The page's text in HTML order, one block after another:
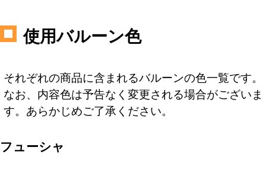
使用バルーン色
それぞれの商品に含まれるバルーンの色一覧です。
なお、内容色は予告なく変更される場合がございま
す。あらかじめご了承ください。
フューシャ